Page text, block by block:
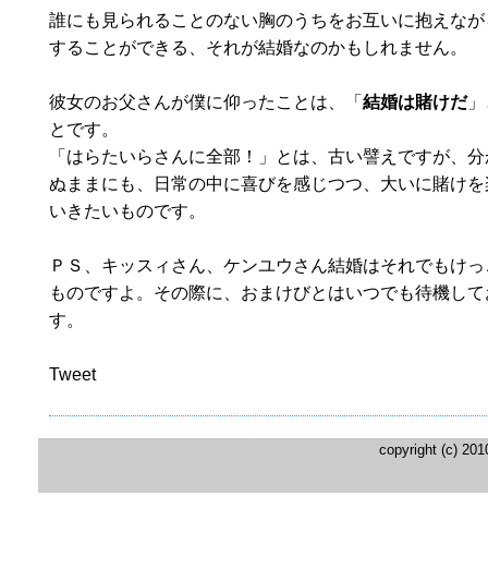
誰にも見られることのない胸のうちをお互いに抱えな
することができる、それが結婚なのかもしれません。
彼女のお父さんが僕に仰ったことは、「結婚は賭けだ」
とです。
「はらたいらさんに全部！」とは、古い譬えですが、
ぬままにも、日常の中に喜びを感じつつ、大いに賭け
いきたいものです。
ＰＳ、キッスィさん、ケンユウさん結婚はそれでもけ
ものですよ。その際に、おまけびとはいつでも待機し
す。
Tweet
copyright (c)